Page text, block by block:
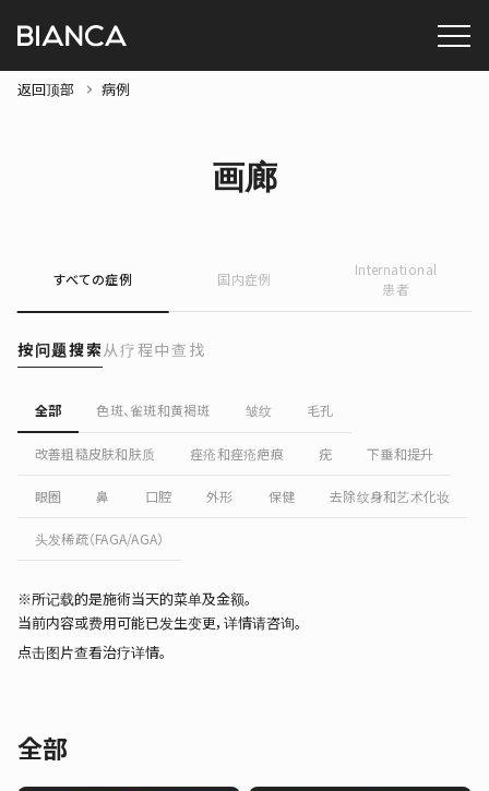
返回顶部 病例
画廊
すべての症例 国内症例
International
患者
按问题搜索从疗程中查找
全部 色斑、雀斑和黄褐斑 皱纹 毛孔
改善粗糙皮肤和肤质 痤疮和痤疮疤痕 疣 下垂和提升
眼圈 鼻 口腔 外形 保健 去除纹身和艺术化妆
头发稀疏（FAGA/AGA）
※所记载的是施術当天的菜单及金额。
当前内容或费用可能已发生变更，详情请咨询。
点击图片查看治疗详情。
全部